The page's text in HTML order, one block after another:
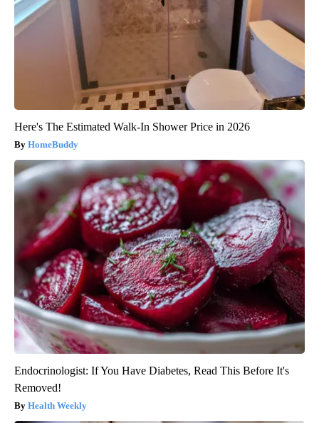
Here's The Estimated Walk-In Shower Price in 2026
HomeBuddy
Endocrinologist: If You Have Diabetes, Read This Before It's
Removed!
Health Weekly